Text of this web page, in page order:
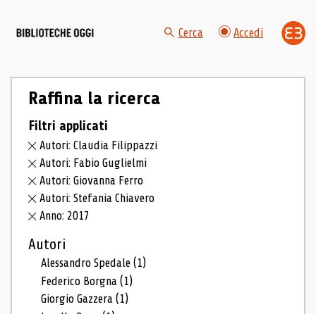
Cerca Accedi
Raffina la ricerca
Filtri applicati
Autori: Claudia Filippazzi
Autori: Fabio Guglielmi
Autori: Giovanna Ferro
Autori: Stefania Chiavero
Anno: 2017
Autori
Alessandro Spedale(1)
Federico Borgna(1)
Giorgio Gazzera(1)